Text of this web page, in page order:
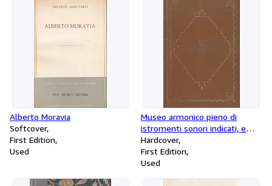
Alberto Moravia
Softcover
First Edition
Used
Museo armonico pieno di
istromenti sonori indicati, e
spiegati dal Padre Filippo
Bonanni Della Compagnia di
Giesù offerto al Santo Re David
Hardcover
First Edition
Used